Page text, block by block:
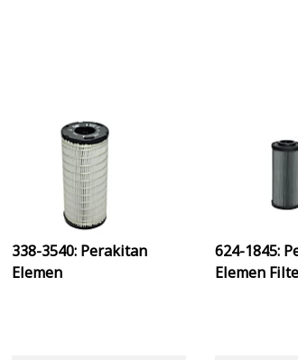
338-3540: Perakitan
Elemen
624-1845:
Elemen